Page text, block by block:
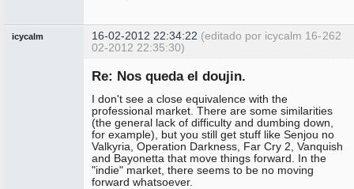
262
icycalm 16-02-2012 22:34:22 (editado por icycalm 16-
02-2012 22:35:30)
Re: Nos queda el doujin.
I don't see a close equivalence with the
professional market. There are some similarities
(the general lack of difficulty and dumbing down,
for example), but you still get stuff like Senjou no
Valkyria, Operation Darkness, Far Cry 2, Vanquish
and Bayonetta that move things forward. In the
"indie" market, there seems to be no moving
forward whatsoever.